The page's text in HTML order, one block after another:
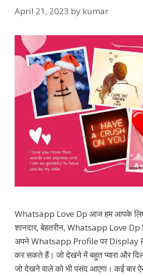
April 21, 2023 by kumar
Whatsapp Love Dp आज हम आपके
शानदार, बेहतरीन, Whatsapp Love
अपने Whatsapp Profile पर Display
कर सकते हैं। जो देखने में बहुत प्यारा और
जो देखने वाले को भी पसंद आएगा। कई बार